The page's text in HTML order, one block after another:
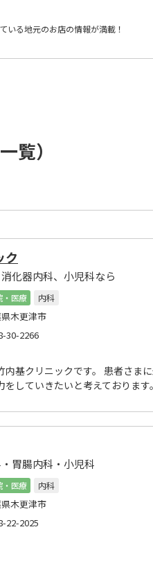
いる地元のお店の情報が満載！
覧）
ク
化器内科、小児科なら
・医療
内科
木更津市
30-2266
内基クリニックです。 患者さま
をしていきたいと考えております
胃腸内科・小児科
・医療
内科
木更津市
22-2025